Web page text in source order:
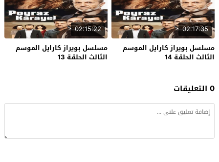
02:17:35
مسلسل بويراز كارايل الموسم
الثالث الحلقة 14
02:15:22
مسلسل بويراز كارايل الموسم
الثالث الحلقة 13
0 التعليقات